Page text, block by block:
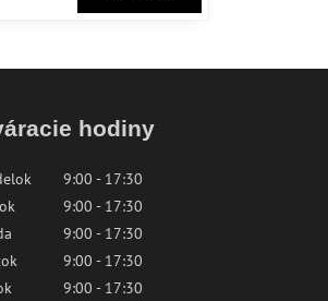
hodiny
9:00 - 17:30
9:00 - 17:30
9:00 - 17:30
9:00 - 17:30
9:00 - 17:30